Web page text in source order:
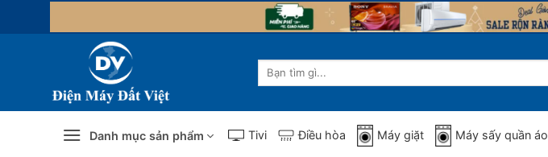
Tìm
kiếm:
Danh mục sản phẩm Tivi Điều hòa Máy giặt Máy sấy quần áo